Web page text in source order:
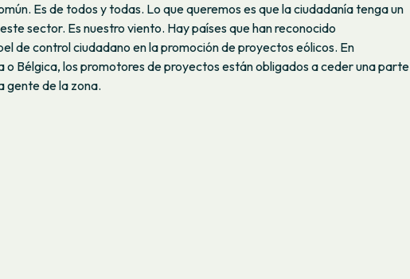
Es de todos y todas. Lo que queremos es que la ciudadanía tenga un
sector. Es nuestro viento. Hay países que han reconocido
de control ciudadano en la promoción de proyectos eólicos. En
o Bélgica, los promotores de proyectos están obligados a ceder una parte
gente de la zona.